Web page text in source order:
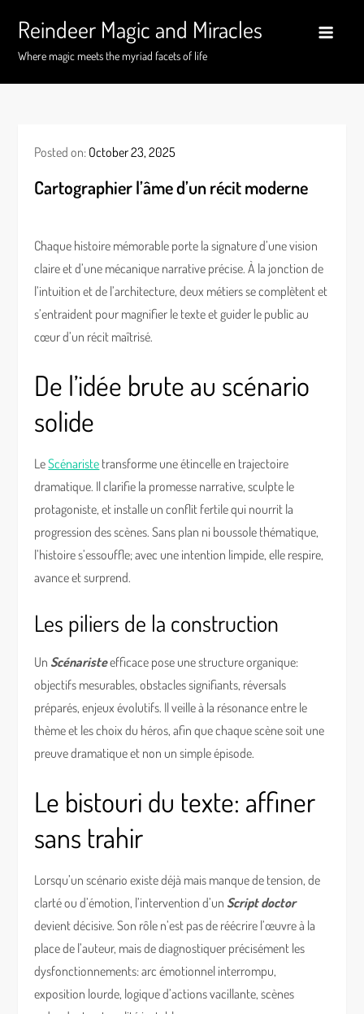
content
Reindeer Magic and Miracles
Where magic meets the myriad facets of life
Posted on: October 23, 2025
Cartographier l’âme d’un récit moderne
Chaque histoire mémorable porte la signature d’une vision
claire et d’une mécanique narrative précise. À la jonction de
l’intuition et de l’architecture, deux métiers se complètent et
s’entraident pour magnifier le texte et guider le public au
cœur d’un récit maîtrisé.
De l’idée brute au scénario
solide
LeScénariste transforme une étincelle en trajectoire
dramatique. Il clarifie la promesse narrative, sculpte le
protagoniste, et installe un conflit fertile qui nourrit la
progression des scènes. Sans plan ni boussole thématique,
l’histoire s’essouffle; avec une intention limpide, elle respire,
avance et surprend.
Les piliers de la construction
Un Scénaristeefficace pose une structure organique:
objectifs mesurables, obstacles signifiants, réversals
préparés, enjeux évolutifs. Il veille à la résonance entre le
thème et les choix du héros, afin que chaque scène soit une
preuve dramatique et non un simple épisode.
Le bistouri du texte: affiner
sans trahir
Lorsqu’un scénario existe déjà mais manque de tension, de
clarté ou d’émotion, l’intervention d’un Script doctor
devient décisive. Son rôle n’est pas de réécrire l’œuvre à la
place de l’auteur, mais de diagnostiquer précisément les
dysfonctionnements: arc émotionnel interrompu,
exposition lourde, logique d’actions vacillante, scènes